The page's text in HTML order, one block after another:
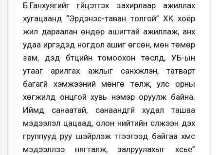
Б.Ганхуягийг гүйцэтгэх захирлаар ажиллах
хугацаанд “Эрдэнэс-таван толгой” ХК хоёр
жил дараалан өндөр ашигтай ажиллаж, анх
удаа иргэдэд ногдол ашиг өгсөн, мөн төмөр
зам, дэд бүтцийн томоохон төслүүд, УБ-ын
утааг арилгах ажлыг санхүүжүүлэн, татварт
багагүй хэмжээний мөнгө төлж, улс орны
хөгжилд онцгой хувь нэмэр оруулж байна.
Иймд санаатай, санаандгүй худал ташаа
мэдээлэл цацаад, олон нийтийн сүлжээн дэх
группууд руу шэйрлэж түгээгээд байгаа хүмүүс
мэдээллээ нягталж, залруулахыг хүсье”